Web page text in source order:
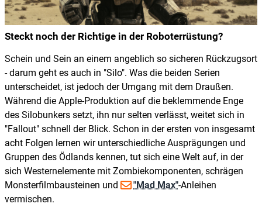
Steckt noch der Richtige in der Roboterrüstung?
Schein und Sein an einem angeblich so sicheren Rückzugsort
- darum geht es auch in "Silo". Was die beiden Serien
unterscheidet, ist jedoch der Umgang mit dem Draußen.
Während die Apple-Produktion auf die beklemmende Enge
des Silobunkers setzt, ihn nur selten verlässt, weitet sich in
"Fallout" schnell der Blick. Schon in der ersten von insgesamt
acht Folgen lernen wir unterschiedliche Ausprägungen und
Gruppen des Ödlands kennen, tut sich eine Welt auf, in der
sich Westernelemente mit Zombiekomponenten, schrägen
Monsterfilmbausteinen und
"Mad Max"-Anleihen
vermischen.